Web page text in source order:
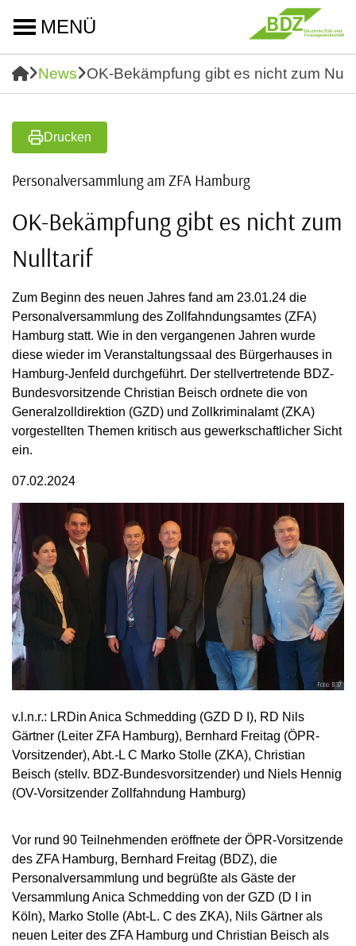
MENÜ
News OK-Bekämpfung gibt es nicht zum
Drucken
Personalversammlung am ZFA Hamburg
OK-Bekämpfung gibt es nicht zum
Nulltarif
Zum Beginn des neuen Jahres fand am 23.01.24 die
Personalversammlung des Zollfahndungsamtes (ZFA)
Hamburg statt. Wie in den vergangenen Jahren wurde
diese wieder im Veranstaltungssaal des Bürgerhauses in
Hamburg-Jenfeld durchgeführt. Der stellvertretende BDZ-
Bundesvorsitzende Christian Beisch ordnete die von
Generalzolldirektion (GZD) und Zollkriminalamt (ZKA)
vorgestellten Themen kritisch aus gewerkschaftlicher Sicht
ein.
07.02.2024
v.l.n.r.: LRDin Anica Schmedding (GZD D I), RD Nils
Gärtner (Leiter ZFA Hamburg), Bernhard Freitag (ÖPR-
Vorsitzender), Abt.-L C Marko Stolle (ZKA), Christian
Beisch (stellv. BDZ-Bundesvorsitzender) und Niels Hennig
(OV-Vorsitzender Zollfahndung Hamburg)
Vor rund 90 Teilnehmenden eröffnete der ÖPR-Vorsitzende
des ZFA Hamburg, Bernhard Freitag (BDZ), die
Personalversammlung und begrüßte als Gäste der
Versammlung Anica Schmedding von der GZD (D I in
Köln), Marko Stolle (Abt-L. C des ZKA), Nils Gärtner als
neuen Leiter des ZFA Hamburg und Christian Beisch als